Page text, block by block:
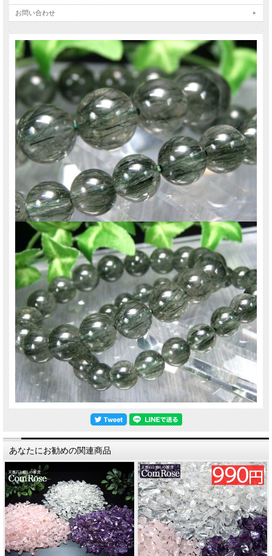
はっきりとした針状結晶タイプは、年々入荷が少なくなっております。
この機会に是非どうぞ。
【意味合い・云われ・伝承等】
・生命力の回復
・心身のリラックス
・名声・名誉をもたらす
・開放
・浄化
ご注意事項
※ルチルの色み・量、水晶の透明度には個体差があります。
※サイズは目安です。細かな誤差が出る場合があります。ビーズ石の製造上の仕
様ですのでご了承下さい。
※天然石ですので細かなカケや凹み、歪な部分やクラックなどがある場合があり
ます。
※ブレスレット、連商品は一連状態での仕入れとなっておりますので歪な珠が含
まれていることがあります。
※天然石商品には色みに個体差があります。 また出来る限り自然な色みになるよ
う撮影を心がけておりますが、お使いのディスプレイ環境によって表示される色
みに差が出る場合があります。 ご了承ください。
※レビューは前回入荷の商品も含まれます。
関連キーワード
天然石 パワーストーン 海外直輸入 バイヤー厳選 プレゼント ギフト メンズ レデ
ィース 卸し 卸価格 実店舗 ハンドメイド サイズ直し コムローズ comrose
お問い合わせ
あなたにお勧めの関連商品